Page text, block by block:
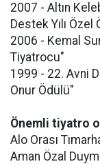
2007 - Altın
Destek Yılı Özel
2006 - Kemal
Tiyatrocu"
1999 - 22. Avni
Onur Ödülü"
Önemli tiyatro
Alo Orası
Aman Özal